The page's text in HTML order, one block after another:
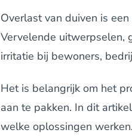
Overlast van duiven is
Vervelende uitwerpselen,
irritatie bij bewoners,
Het is belangrijk om het
aan te pakken. In dit
welke oplossingen werken.